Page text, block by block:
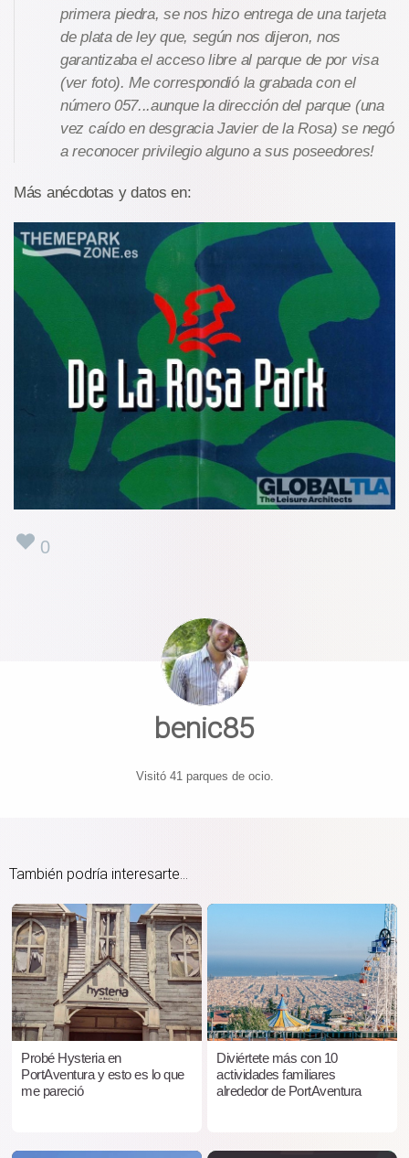
primera piedra, se nos hizo entrega de una tarjeta
de plata de ley que, según nos dijeron, nos
garantizaba el acceso libre al parque de por visa
(ver foto). Me correspondió la grabada con el
número 057...aunque la dirección del parque (una
vez caído en desgracia Javier de la Rosa) se negó
a reconocer privilegio alguno a sus poseedores!
Más anécdotas y datos en:
0
benic85
Visitó 41 parques de ocio.
También podría interesarte...
Probé Hysteria en
PortAventura y esto es lo que
me pareció
Diviértete más con 10
actividades familiares
alrededor de PortAventura